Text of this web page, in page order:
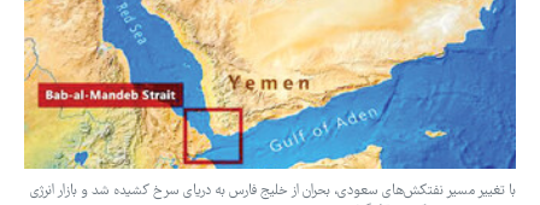
با تغییر مسیر نفتکش‌های سعودی، بحران از خلیج فارس به دریای سرخ کشیده شد و بازار انرژی